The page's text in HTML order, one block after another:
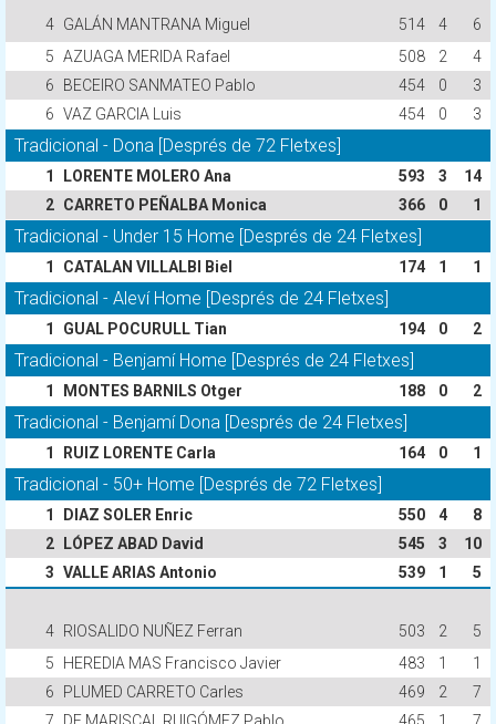
4 GALÁN MANTRANA Miguel 514 4
6
5 AZUAGA MERIDA Rafael 508 2
4
6
BECEIRO SANMATEO Pablo 454 0
3
6 VAZ GARCIA Luis 454 0 3
Tradicional - Dona [Després de 72 Fletxes]
1 LORENTE MOLERO Ana 593 3
14
2 CARRETO PEÑALBA Monica 366 0 1
Tradicional - Under 15 Home [Després de 24 Fletxes]
1 CATALAN VILLALBI Biel 174 1 1
Tradicional - Aleví Home [Després de 24 Fletxes]
1 GUAL POCURULL Tian 194 0 2
Tradicional - Benjamí Home [Després de 24 Fletxes]
1 MONTES BARNILS Otger 188 0 2
Tradicional - Benjamí Dona [Després de 24 Fletxes]
1 RUIZ LORENTE Carla 164 0 1
Tradicional - 50+ Home [Després de 72 Fletxes]
1 DIAZ SOLER Enric 550 4
8
2
LÓPEZ ABAD David 545 3
10
3 VALLE ARIAS Antonio 539 1 5
4 RIOSALIDO NUÑEZ Ferran 503 2
5
5
HEREDIA MAS Francisco Javier 483 1
1
6
PLUMED CARRETO Carles 469 2
7